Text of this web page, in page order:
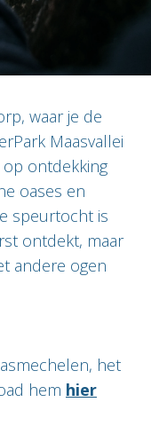
waar je de
Maasvallei
ontdekking
oases en
speurtocht is
ontdekt, maar
andere ogen
het
hem hier